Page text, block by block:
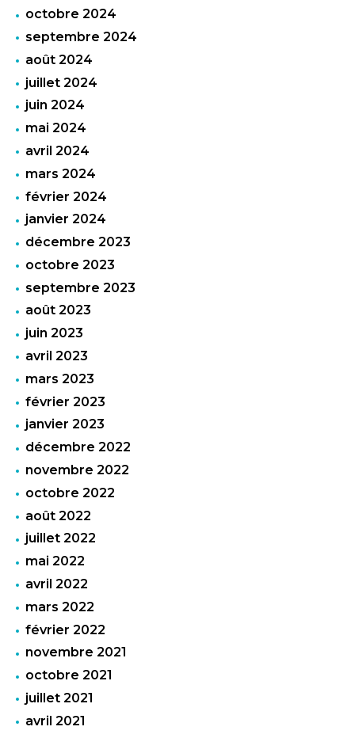
octobre 2024
septembre 2024
août 2024
juillet 2024
juin 2024
mai 2024
avril 2024
mars 2024
février 2024
janvier 2024
décembre 2023
octobre 2023
septembre 2023
août 2023
juin 2023
avril 2023
mars 2023
février 2023
janvier 2023
décembre 2022
novembre 2022
octobre 2022
août 2022
juillet 2022
mai 2022
avril 2022
mars 2022
février 2022
novembre 2021
octobre 2021
juillet 2021
avril 2021